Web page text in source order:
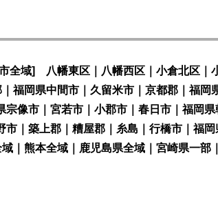
全域] 八幡東区｜八幡西区｜小倉北区｜
岡県中間市｜久留米市｜京都郡｜福岡
像市｜宮若市｜小郡市｜春日市｜福岡県
｜築上郡｜糟屋郡｜糸島｜行橋市｜福
｜熊本全域｜鹿児島県全域｜宮崎県一